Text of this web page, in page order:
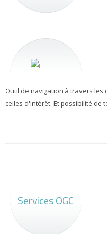
Outil de navigation à travers
celles d'intérêt. Et possibilité de
Services OGC